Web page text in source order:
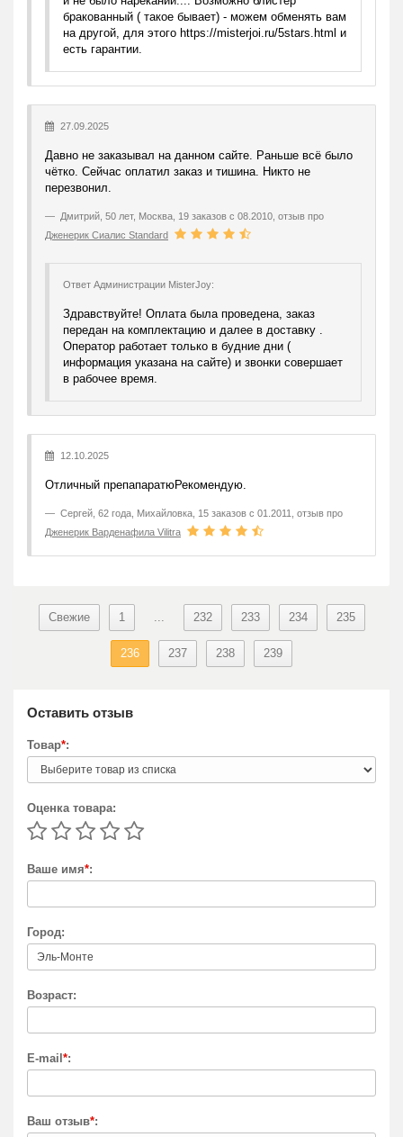
бракованный ( такое бывает) - можем обменять вам
на другой, для этого https://misterjoi.ru/5stars.html и
есть гарантии.
27.09.2025
Давно не заказывал на данном сайте. Раньше всё было
чётко. Сейчас оплатил заказ и тишина. Никто не
перезвонил.
Дмитрий 50 лет, Москва, 19 заказов с 08.2010, отзыв про
Дженерик Сиалис Standard
Ответ Администрации MisterJoy:
Здравствуйте! Оплата была проведена, заказ
передан на комплектацию и далее в доставку .
Оператор работает только в будние дни (
информация указана на сайте) и звонки совершает
в рабочее время.
12.10.2025
Отличный препапаратюРекомендую.
Сергей 62 года, Михайловка, 15 заказов с 01.2011, отзыв про
Дженерик Варденафила Vilitra
Свежие 1 ... 232 233 234 235
236 237 238 239
Оставить отзыв
Товар*:
Оценка товара:
Ваше имя*:
Город:
Возраст:
E-mail *:
Ваш отзыв*: